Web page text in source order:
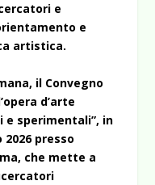
e
e
artistica.
il Convegno
d’arte
sperimentali”, in
presso
che mette a